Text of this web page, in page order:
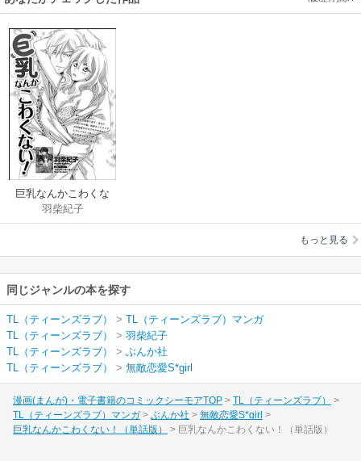
巨乳なんかこわくな
い！（単話版）
羽柴紀子
もっと見る
同じジャンルの本を探す
TL（ティーンズラブ） > TL（ティーンズラブ）マンガ
TL（ティーンズラブ）
> 羽柴紀子
TL（ティーンズラブ）
> ぶんか社
TL（ティーンズラブ）
> 無敵恋愛S*girl
漫画(まんが)・電子書籍のコミックシーモアTOP
TL（ティーンズラブ）
TL（ティーンズラブ）マンガ
ぶんか社
無敵恋愛S*girl
巨乳なんかこわくない！（単話版）
巨乳なんかこわくない！（単話版）